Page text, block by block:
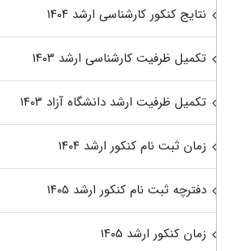
نتایج کنکور کارشناسی ارشد ۱۴۰۴
تکمیل ظرفیت کارشناسی ارشد ۱۴۰۳
تکمیل ظرفیت ارشد دانشگاه آزاد ۱۴۰۳
زمان ثبت نام کنکور ارشد ۱۴۰۴
دفترچه ثبت نام کنکور ارشد ۱۴۰۵
زمان کنکور ارشد ۱۴۰۵